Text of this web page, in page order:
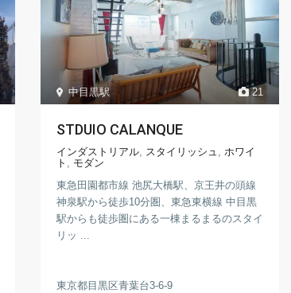
21
中目黒駅
STDUIO CALANQUE
インダストリアル, スタイリッシュ
ホワイ
ト
モダン
東急田園都市線 池尻大橋駅、京王井の頭線
神泉駅から徒歩10分圏、東急東横線 中目黒
駅からも徒歩圏にある一棟まるまるのスタイ
リッ ...
東京都目黒区青葉台3-6-9